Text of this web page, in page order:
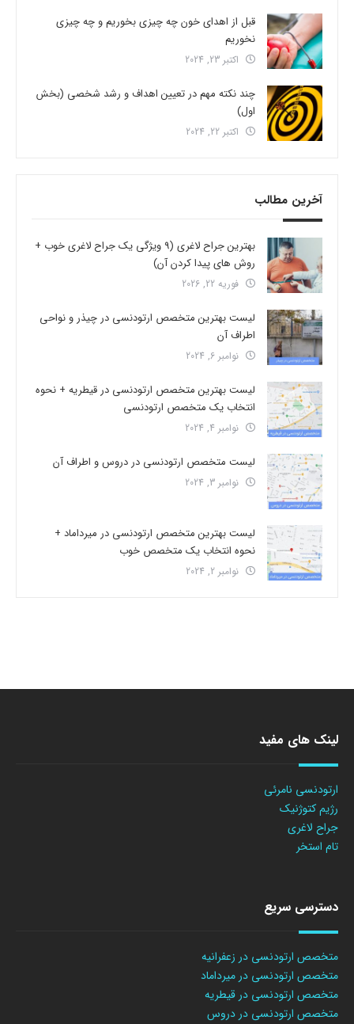
قبل از اهدای خون چه چیزی بخوریم و چه چیزی
نخوریم
اکتبر 23, 2024
چند نکته مهم در تعیین اهداف و رشد شخصی (بخش
اول)
اکتبر 22, 2024
آخرین مطالب
بهترین جراح لاغری (9 ویژگی یک جراح لاغری خوب +
روش های پیدا کردن آن)
فوریه 22, 2026
لیست بهترین متخصص ارتودنسی در چیذر و نواحی
اطراف آن
نوامبر 6, 2024
لیست بهترین متخصص ارتودنسی در قیطریه + نحوه
انتخاب یک متخصص ارتودنسی
نوامبر 4, 2024
لیست متخصص ارتودنسی در دروس و اطراف آن
نوامبر 3, 2024
لیست بهترین متخصص ارتودنسی در میرداماد +
نحوه انتخاب یک متخصص خوب
نوامبر 2, 2024
لینک های مفید
ارتودنسی نامرئی
رژیم کتوژنیک
جراح لاغری
تام استخر
دسترسی سریع
متخصص ارتودنسی در زعفرانیه
متخصص ارتودنسی در میرداماد
متخصص ارتودنسی در قیطریه
متخصص ارتودنسی در دروس